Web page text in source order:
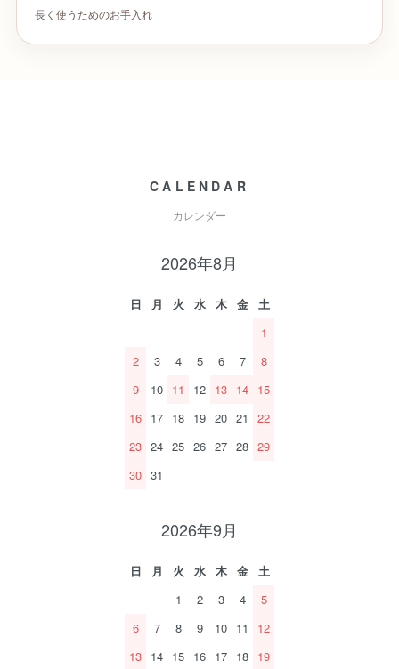
長く使うためのお手入れ
CALENDAR
カレンダー
2026年8月
日 月 火 水 木 金
土
1
2
3 4 5 6 7
8
9
10 11 12 13 14 15
16 17 18 19 20 21
22
23 24 25 26 27 28 29
30 31
2026年9月
日 月 火 水 木 金
土
1
2 3 4
5
6
7 8 9 10 11
12
13 14 15 16 17 18 19